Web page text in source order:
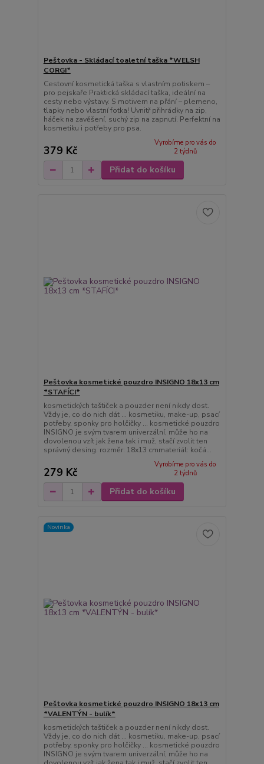
Peštovka - Skládací toaletní taška *WELSH
CORGI*
Cestovní kosmetická taška s vlastním potiskem –
pro pejskaře Praktická skládací taška, ideální na
cesty nebo výstavy. S motivem na přání – plemeno,
tlapky nebo vlastní fotka! Uvnitř přihrádky na zip,
háček na zavěšení, suchý zip na zapnutí. Perfektní na
kosmetiku i potřeby pro psa.
379 Kč
Vyrobíme pro vás do
2 týdnů
Přidat do košíku
Peštovka kosmetické pouzdro INSIGNO 18x13 cm
*STAFÍCI*
kosmetických taštiček a pouzder není nikdy dost.
Vždy je, co do nich dát ... kosmetiku, make-up, psací
potřeby, sponky pro holčičky ... kosmetické pouzdro
INSIGNO je svým tvarem univerzální, může ho na
dovolenou vzít jak žena tak i muž, stačí zvolit ten
správný desing. rozměr: 18x13 cmmateriál: kočá...
279 Kč
Vyrobíme pro vás do
2 týdnů
Přidat do košíku
Novinka
Peštovka kosmetické pouzdro INSIGNO 18x13 cm
*VALENTÝN - bulík*
kosmetických taštiček a pouzder není nikdy dost.
Vždy je, co do nich dát ... kosmetiku, make-up, psací
potřeby, sponky pro holčičky ... kosmetické pouzdro
INSIGNO je svým tvarem univerzální, může ho na